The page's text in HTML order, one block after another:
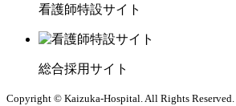
看護師特設サイト
総合採用サイト
Copyright © Kaizuka-Hospital. All Rights Reserved.